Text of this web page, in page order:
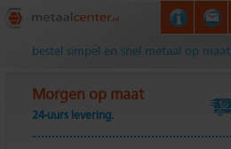
Metaalcenter.nl
bestel simpel en snel metaal op maat
Morgen op maat
24-uurs levering.